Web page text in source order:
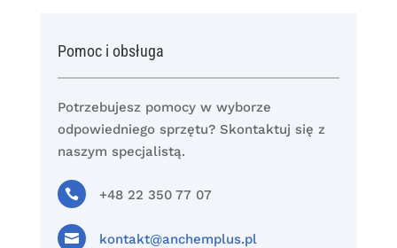
Pomoc i obsługa
Potrzebujesz pomocy w wyborze
odpowiedniego sprzętu? Skontaktuj się z
naszym specjalistą.
 +48 22 350 77 07
 kontakt@anchemplus.pl